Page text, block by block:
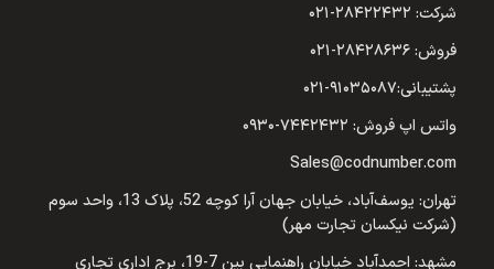
شرکت: ۲۸۴۲۲۴۳۲-۰۲۱
فروش: ۲۸۴۲۸۶۳۶-۰۲۱
پشتیبانی:۹۱۰۳۵۰۸۷-۰۲۱
واتس اپ فروش: ۷۴۴۲۴۳۲-۰۹۳۰
Sales@codnumber.com
تهران: یوسف‌آباد، خیابان جهان آرا کوچه 52، پلاک 13، واحد سوم
(شرکت نیکسان تجارت مهر)
مشهد: احمدآباد خیابان راهنمایی بین 7-19، برج اداری تجاری